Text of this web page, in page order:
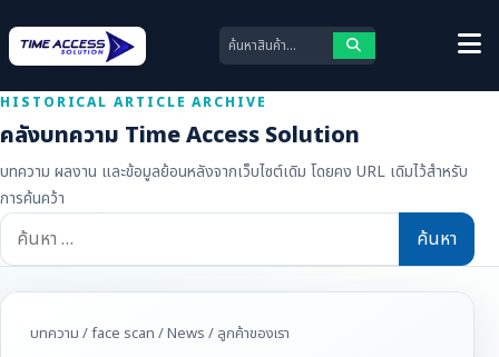
HISTORICAL ARTICLE ARCHIVE
คลังบทความ Time Access Solution
บทความ ผลงาน และข้อมูลย้อนหลังจากเว็บไซต์เดิม โดยคง URL เดิมไว้สำหรับ
การค้นคว้า
ค้นหา
สำหรับ:
บทความ /face scan /News / ลูกค้าของเรา